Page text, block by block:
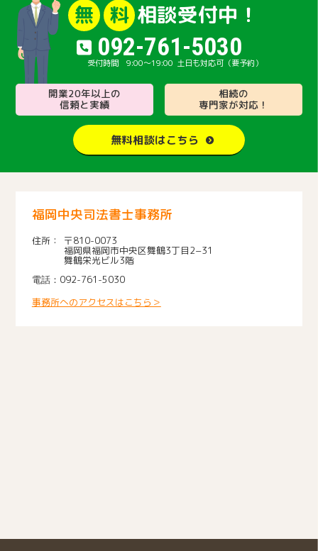
無 料 相談受付中！
092-761-5030
9:00～19:00 土日も対応可（要予約）
開業20年以上の
信頼と実績
相続の
専門家が対応！
無料相談はこちら
福岡中央司法書士事務所
〒810-0073
福岡県福岡市中央区舞鶴3丁目2−31
舞鶴栄光ビル3階
092-761-5030
事務所へのアクセスはこちら＞